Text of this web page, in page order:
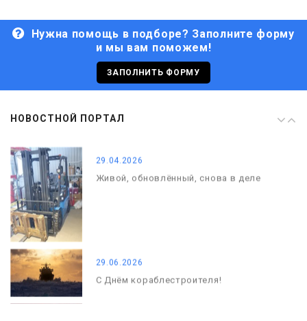
Нужна помощь в подборе? Заполните форму
и мы вам поможем!
ЗАПОЛНИТЬ ФОРМУ
НОВОСТНОЙ ПОРТАЛ
29.06.2026
С Днём кораблестроителя!
С Днём Победы. Память, которая с
29.04.2026
Живой, обновлённый, снова в деле
29.06.2026
С Днём кораблестроителя!